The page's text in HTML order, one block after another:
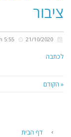
ציבור
לכתבה
« הקודם
דף הבית